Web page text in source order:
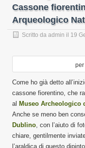
Cassone
Arqueologico
Scritto da admin il 19
Come ho già detto
cassone fiorentino, che
al Museo Archeologico
Anche se meno ben
Dublino , con l’aiuto di
chiare, gentilmente
l’araldica di questo dipinto.